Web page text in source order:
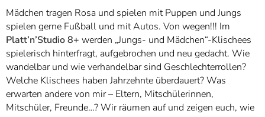
Mädchen tragen Rosa und spielen mit Puppen und Jungs
spielen gerne Fußball und mit Autos. Von wegen!!! Im
Platt’n’Studio 8+ werden „Jungs- und Mädchen“-Klischees
spielerisch hinterfragt, aufgebrochen und neu gedacht. Wie
wandelbar und wie verhandelbar sind Geschlechterrollen?
Welche Klischees haben Jahrzehnte überdauert? Was
erwarten andere von mir – Eltern, Mitschülerinnen,
Mitschüler, Freunde…? Wir räumen auf und zeigen euch, wie